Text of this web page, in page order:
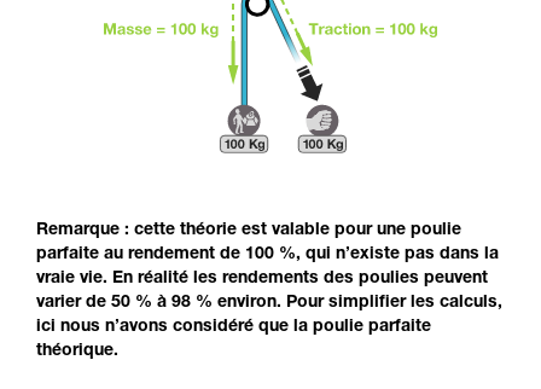
Remarque : cette théorie est valable pour une poulie
parfaite au rendement de 100 %, qui n’existe pas dans la
vraie vie. En réalité les rendements des poulies peuvent
varier de 50 % à 98 % environ. Pour simplifier les calculs,
ici nous n’avons considéré que la poulie parfaite
théorique.